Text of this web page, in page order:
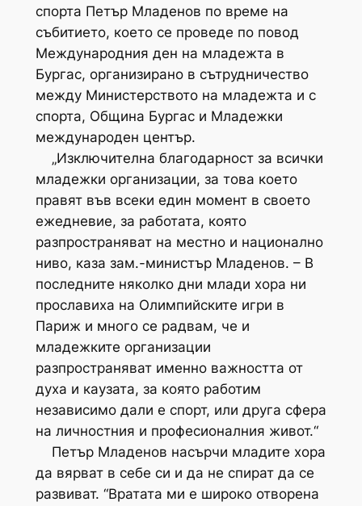
спорта Петър Младенов по време на
събитието, което се проведе по повод
Международния ден на младежта в
Бургас, организирано в сътрудничество
между Министерството на младежта и с
спорта, Община Бургас и Младежки
международен център.
„Изключителна благодарност за всички
младежки организации, за това което
правят във всеки един момент в своето
ежедневие, за работата, която
разпространяват на местно и национално
ниво, каза зам.-министър Младенов. – В
последните няколко дни млади хора ни
прославиха на Олимпийските игри в
Париж и много се радвам, че и
младежките организации
разпространяват именно важността от
духа и каузата, за която работим
независимо дали е спорт, или друга сфера
на личностния и професионалния живот.“
Петър Младенов насърчи младите хора
да вярват в себе си и да не спират да се
развиват. “Вратата ми е широко отворена